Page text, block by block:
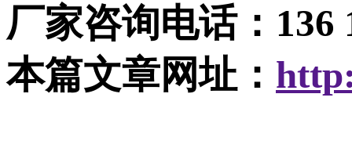
厂家咨询电话：
本篇文章网址：